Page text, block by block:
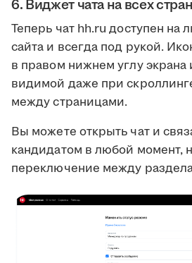
6. Виджет чата на всех
Теперь чат hh.ru доступен на
сайта и всегда под рукой.
в правом нижнем углу экрана
видимой даже при
между страницами.
Вы можете открыть чат и
кандидатом в любой момент,
переключение между